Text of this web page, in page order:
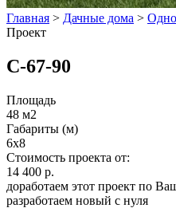
Главная > Дачные дома >
Проект
С-67-90
Площадь
48 м2
Габариты (м)
6x8
Стоимость проекта от:
14 400 р.
доработаем этот проект по
разработаем новый с нуля